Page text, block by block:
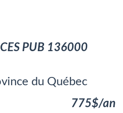
PUB 136000
du Québec
775$/an